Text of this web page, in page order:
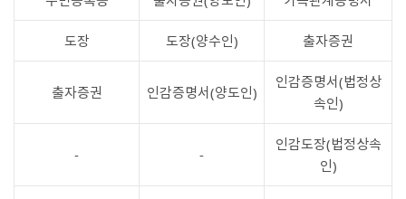
도장 도장(양수인) 출자증권
출자증권 인감증명서(양도인)
인감증명서(법정상
속인)
- -
인감도장(법정상속
인)